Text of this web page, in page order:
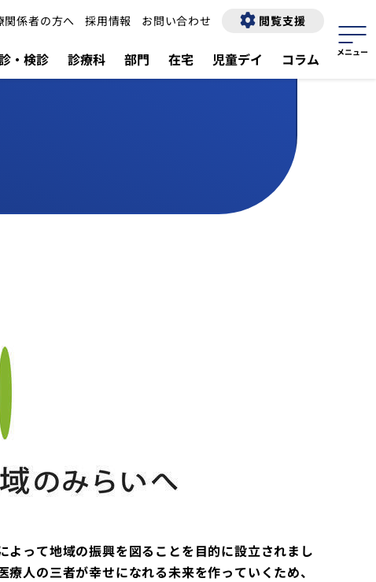
関係者の方へ 採用情報 お問い合わせ 閲覧支援
・検診 診療科 部門 在宅 児童デイ コラム
よって地域の振興を図ることを目的に設立されまし
人の三者が幸せになれる未来を作っていくため、